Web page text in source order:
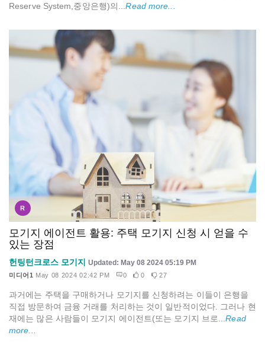
Reserve System,중앙은행)의...Read more...
R
모기지 에이전트 활용: 주택 모기지 신청 시 얻을 수
있는 장점
헌팅턴크로스 모기지 Updated: May 08 2024 05:19 PM
미디어1 May 08 2024 02:42 PM 0 0 27
과거에는 주택을 구매하거나 모기지를 신청하려는 이들이 은행을
직접 방문하여 금융 거래를 처리하는 것이 일반적이었다. 그러나 현
재에는 많은 사람들이 모기지 에이전트(또는 모기지 브로...Read
more...